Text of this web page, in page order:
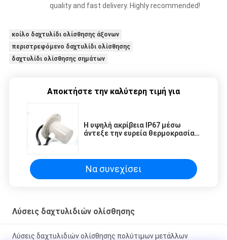
quality and fast delivery. Highly recommended!
κοίλο δαχτυλίδι ολίσθησης άξονων
περιστρεφόμενο δαχτυλίδι ολίσθησης
δαχτυλίδι ολίσθησης σημάτων
Αποκτήστε την καλύτερη τιμή για
Η υψηλή ακρίβεια IP67 μέσω
άντεξε την ευρεία θερμοκρασία
Να συνεχίσει
Λύσεις δαχτυλιδιών ολίσθησης
Λύσεις δαχτυλιδιών ολίσθησης πολύτιμων μετάλλων